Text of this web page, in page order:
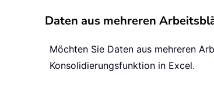
Daten aus mehreren
Möchten Sie Daten aus mehreren
Konsolidierungsfunktion in Excel.